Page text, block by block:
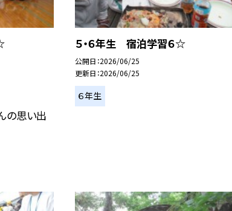
の思い出
５・６年生 宿泊学習６☆
公開日 2026/06/25
更新日 2026/06/25
６年生